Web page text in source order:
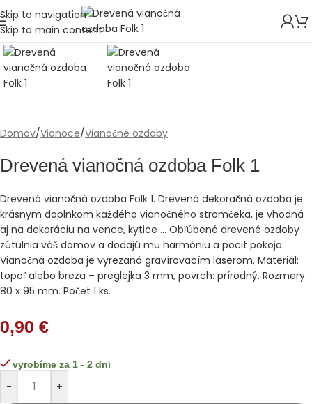
Skip to navigation
Skip to main content
Domov/Vianoce/Vianočné ozdoby
Drevená vianočná ozdoba Folk 1
Drevená vianočná ozdoba Folk 1. Drevená dekoračná ozdoba je
krásnym doplnkom každého vianočného stromčeka, je vhodná
aj na dekoráciu na vence, kytice … Obľúbené drevené ozdoby
zútulnia váš domov a dodajú mu harmóniu a pocit pokoja.
Vianočná ozdoba je vyrezaná gravírovacím laserom. Materiál:
topoľ alebo breza – preglejka 3 mm, povrch: prírodný. Rozmery
80 x 95 mm. Počet 1 ks.
0,90 €
vyrobíme za 1 - 2 dni
- +